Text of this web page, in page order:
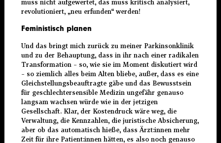
muss nicht aufgewertet, das muss kritisch analysiert,
revolutioniert, „neu erfunden“ werden!
Feministisch planen
Und das bringt mich zurück zu meiner Parkinsonklinik
und zu der Behauptung, dass in ihr nach einer radikalen
Transformation – so, wie sie im Moment diskutiert wird
– so ziemlich alles beim Alten bliebe, außer, dass es eine
Gleichstellungsbeauftragte gäbe und das Bewusstsein
für geschlechtersensible Medizin ungefähr genauso
langsam wachsen würde wie in der jetzigen
Gesellschaft. Klar, der Kostendruck wäre weg, die
Verwaltung, die Kennzahlen, die juristische Absicherung,
aber ob das automatisch hieße, dass Ärzt:innen mehr
Zeit für ihre Patient:innen hätten, es also noch genauso